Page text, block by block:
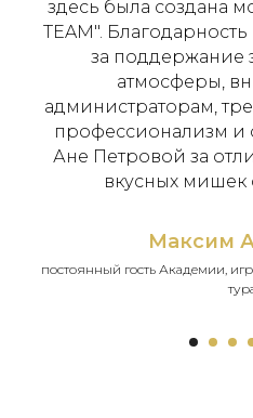
здесь была создана
TEAM".
за поддержание
атмосферы,
администраторам,
профессионализм и
Ане Петровой за
вкусных мишек
Максим
постоянный гость Академии,